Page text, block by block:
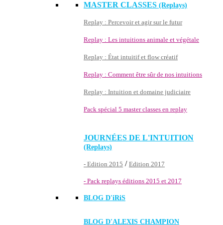
MASTER CLASSES (Replays)
Replay : Percevoir et agir sur le futur
Replay : Les intuitions animale et végétale
Replay : État intuitif et flow créatif
Replay : Comment être sûr de nos intuitions
Replay : Intuition et domaine judiciaire
Pack spécial 5 master classes en replay
JOURNÉES DE L'INTUITION
(Replays)
- Edition 2015 / Edition 2017
- Pack replays éditions 2015 et 2017
BLOG D'iRiS
BLOG D'ALEXIS CHAMPION